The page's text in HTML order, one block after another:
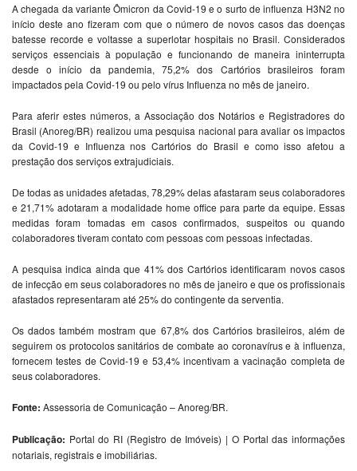
A chegada da variante Ômicron da Covid-19 e o surto de influenza H3N2 no
início deste ano fizeram com que o número de novos casos das doenças
batesse recorde e voltasse a superlotar hospitais no Brasil. Considerados
serviços essenciais à população e funcionando de maneira ininterrupta
desde o início da pandemia, 75,2% dos Cartórios brasileiros foram
impactados pela Covid-19 ou pelo vírus Influenza no mês de janeiro.
Para aferir estes números, a Associação dos Notários e Registradores do
Brasil (Anoreg/BR) realizou uma pesquisa nacional para avaliar os impactos
da Covid-19 e Influenza nos Cartórios do Brasil e como isso afetou a
prestação dos serviços extrajudiciais.
De todas as unidades afetadas, 78,29% delas afastaram seus colaboradores
e 21,71% adotaram a modalidade home office para parte da equipe. Essas
medidas foram tomadas em casos confirmados, suspeitos ou quando
colaboradores tiveram contato com pessoas com pessoas infectadas.
A pesquisa indica ainda que 41% dos Cartórios identificaram novos casos
de infecção em seus colaboradores no mês de janeiro e que os profissionais
afastados representaram até 25% do contingente da serventia.
Os dados também mostram que 67,8% dos Cartórios brasileiros, além de
seguirem os protocolos sanitários de combate ao coronavírus e à influenza,
fornecem testes de Covid-19 e 53,4% incentivam a vacinação completa de
seus colaboradores.
Fonte: Assessoria de Comunicação – Anoreg/BR.
Publicação: Portal do RI (Registro de Imóveis) | O Portal das informações
notariais, registrais e imobiliárias.